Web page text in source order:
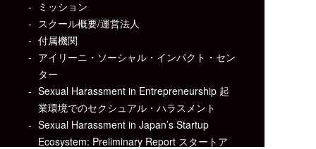
ミッション
スクール概要/運営法人
付属機関
アイリーニ・ソーシャル・インパクト・セン
ター
Sexual Harassment in Entrepreneurship 起
業環境でのセクシュアル・ハラスメント
Sexual Harassment in Japan’s Startup
Ecosystem: Preliminary Report スタートア